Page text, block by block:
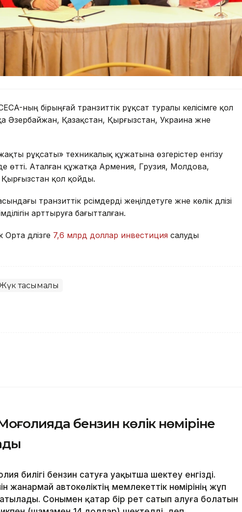
ның бірыңғай транзиттік рұқсат туралы келісімге қол
Әзербайжан, Қазақстан, Қырғызстан, Украина және
рұқсаты» техникалық құжатына өзгерістер енгізу
өтті. Аталған құжатқа Армения, Грузия, Молдова,
қол қойды.
транзиттік рәсімдерді жеңілдетуге және көлік дәлізі
арттыруға бағытталған.
дәлізге 7,6 млрд доллар инвестиция салуды
тасымалы
бензин көлік нөміріне
билігі бензин сатуға уақытша шектеу енгізді.
автокөліктің мемлекеттік нөмірінің жұп
Сонымен қатар бір рет сатып алуға болатын